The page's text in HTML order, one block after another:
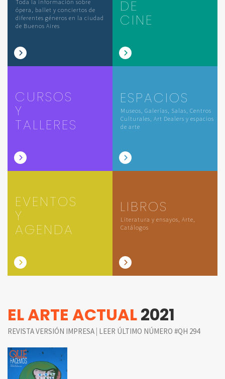
Toda la información sobre
ópera, ballet y conciertos de
diferentes géneros en la ciudad
de Buenos Aires
DE
CINE
CURSOS
Y
TALLERES
ESPACIOS
Museos, Galerías, Salas, Centros
Culturales, Art Dealers y espacios
de arte
EVENTOS
Y
AGENDA
LIBROS
Literatura y ensayos, Arte,
Catálogos
EL ARTE ACTUAL2021
REVISTA VERSIÓN IMPRESA | LEER ÚLTIMO NÚMERO #QH 294